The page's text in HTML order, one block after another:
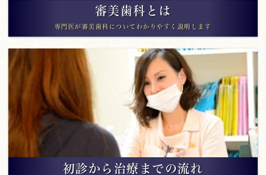
審美歯科とは
専門医が審美歯科についてわかりやすく説明します
初診から治療までの流れ